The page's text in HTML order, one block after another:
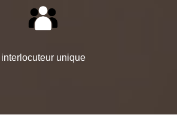
interlocuteur unique